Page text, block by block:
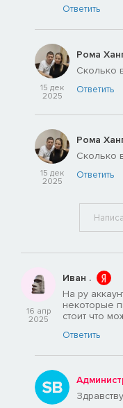
Ответить
15 дек
2025
Рома
Сколько
Ответить
15 дек
2025
Рома
Сколько
Ответить
16 апр
2025
Иван .
На ру
некоторые
стоит что
Ответить